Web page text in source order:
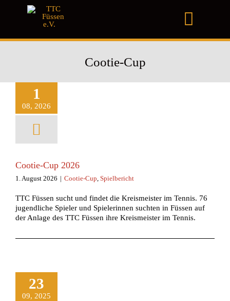
Toggle
Förderverein
Gastronomie
Cootie-Cup
1
08, 2026
Cootie-Cup 2026
1. August 2026 | Cootie-Cup, Spielbericht
TTC Füssen sucht und findet die Kreismeister im Tennis. 76
jugendliche Spieler und Spielerinnen suchten in Füssen auf
der Anlage des TTC Füssen ihre Kreismeister im Tennis.
23
09, 2025